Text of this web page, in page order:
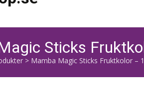
Sticks
> Mamba Magic Sticks Fruktkolor –